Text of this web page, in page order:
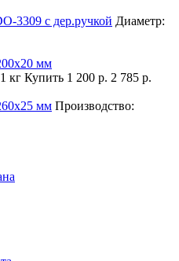
3309 с дер.ручкой Диаметр:
мм
кг Купить 1 200 р. 2 785 р.
мм Производство: